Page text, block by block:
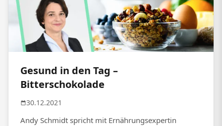
Gesund in den Tag –
Bitterschokolade
30.12.2021
Andy Schmidt spricht mit Ernährungsexpertin